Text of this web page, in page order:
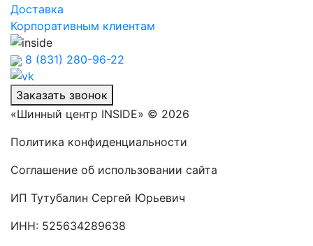
Доставка
Корпоративным клиентам
8 (831) 280-96-22
Заказать звонок
«Шинный центр INSIDE» © 2026
Политика конфиденциальности
Соглашение об использовании сайта
ИП Тутубалин Сергей Юрьевич
ИНН: 525634289638